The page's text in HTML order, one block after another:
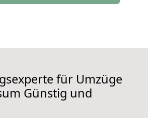
für Umzüge
Günstig und